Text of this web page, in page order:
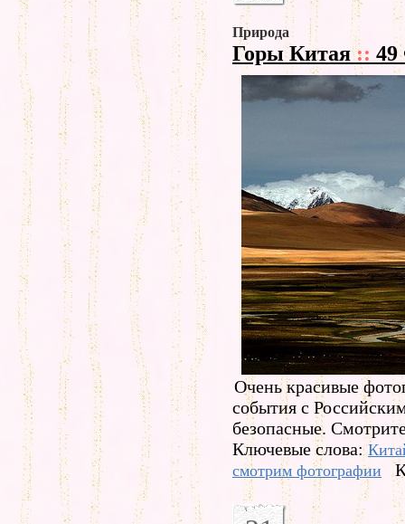
Природа
Горы Китая:: 49
Очень красивые
события с
безопасные.
Ключевые слова:
смотрим фотографии